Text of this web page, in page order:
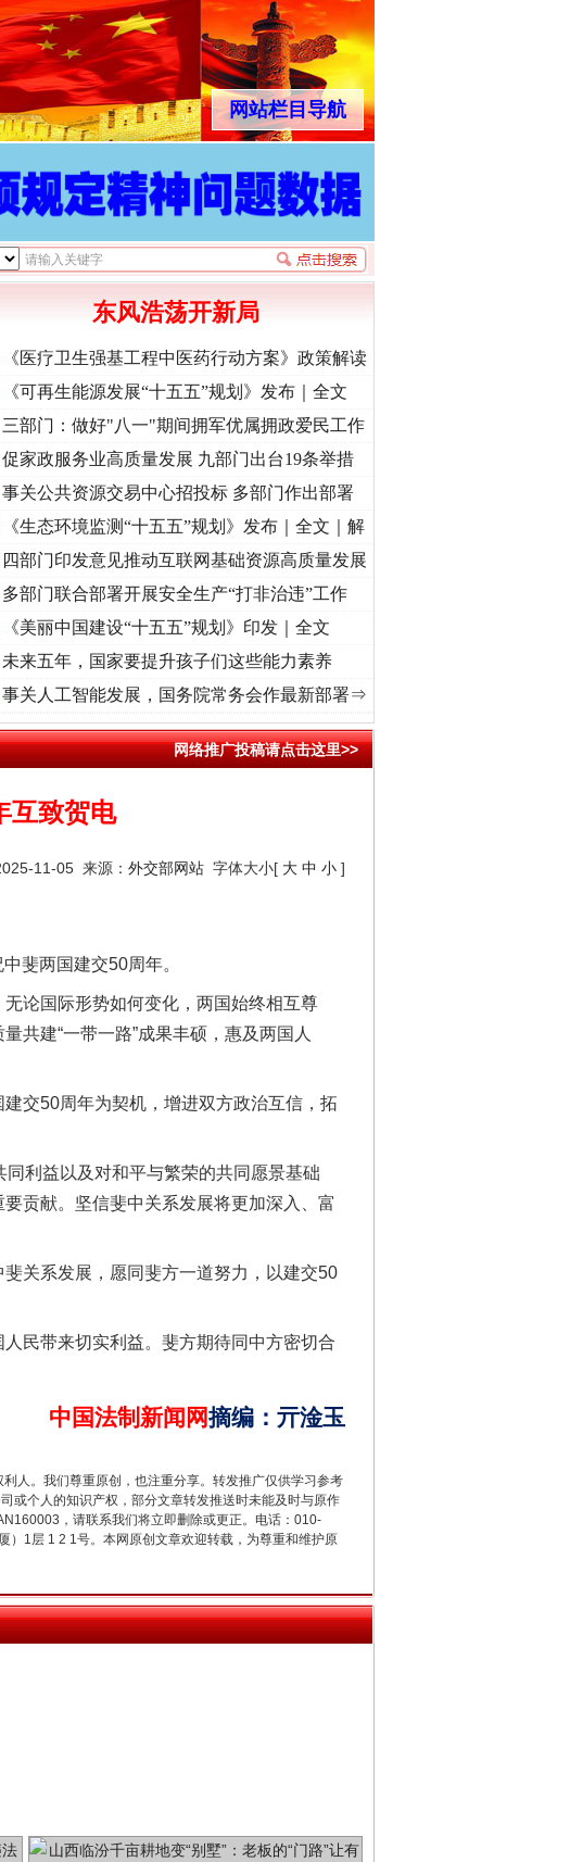
网站栏目导航
..·[视频]牢记初心使命 奋进复兴征程丨“转折之城”激荡..·[视频]
东风浩荡开新局
《医疗卫生强基工程中医药行动方案》政策解读
《可再生能源发展“十五五”规划》发布｜全文
三部门：做好"八一"期间拥军优属拥政爱民工作
促家政服务业高质量发展 九部门出台19条举措
事关公共资源交易中心招投标 多部门作出部署
《生态环境监测“十五五”规划》发布｜全文｜解
读
四部门印发意见推动互联网基础资源高质量发展
多部门联合部署开展安全生产“打非治违”工作
《美丽中国建设“十五五”规划》印发｜全文
未来五年，国家要提升孩子们这些能力素养
事关人工智能发展，国务院常务会作最新部署⇒
网络推广投稿请点击这里>>
互致贺电
11-05 来源： 外交部网站 字体大小[ 大 中 小 ]
斐两国建交50周年。
论国际形势如何变化，两国始终相互尊
共建“一带一路”成果丰硕，惠及两国人
交50周年为契机，增进双方政治互信，拓
利益以及对和平与繁荣的共同愿景基础
贡献。坚信斐中关系发展将更加深入、富
关系发展，愿同斐方一道努力，以建交50
民带来切实利益。斐方期待同中方密切合
中国法制新闻网摘编 ： 亓淦玉
人。我们尊重原创，也注重分享。转发推广仅供学习参考
或个人的知识产权，部分文章转发推送时未能及时与原作
，请联系我们将立即删除或更正。电话：010-
1层 1 2 1号。本网原创文章欢迎转载，为尊重和维护原
新中国诞生的见证